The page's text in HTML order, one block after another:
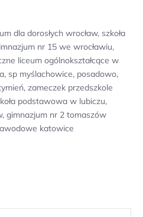
dla dorosłych wrocław, szkoła
nr 15 we wrocławiu,
liceum ogólnokształcące w
sp myślachowice, posadowo,
zameczek przedszkole
podstawowa w lubiczu,
gimnazjum nr 2 tomaszów
katowice